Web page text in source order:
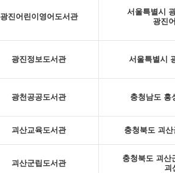
광진어린이영어도서관
서울특별시
광진
광진정보도서관 서울특별시
광천공공도서관 충청남도 홍
괴산교육도서관 충청북도 괴
괴산군립도서관
충청북도 괴산
괴